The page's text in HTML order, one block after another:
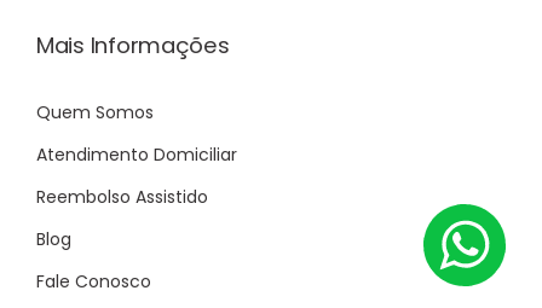
Mais Informações
Quem Somos
Atendimento Domiciliar
Reembolso Assistido
Blog
Fale Conosco